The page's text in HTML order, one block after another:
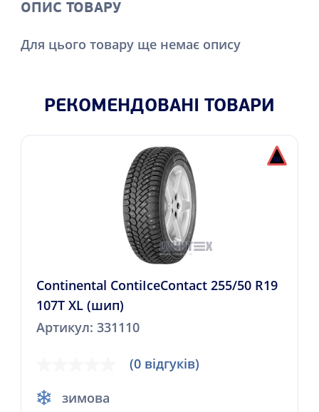
ОПИС ТОВАРУ
Для цього товару ще немає опису
РЕКОМЕНДОВАНІ ТОВАРИ
Continental ContiIceContact 255/50 R19
107T XL (шип)
Артикул: 331110
(0 відгуків)
зимова